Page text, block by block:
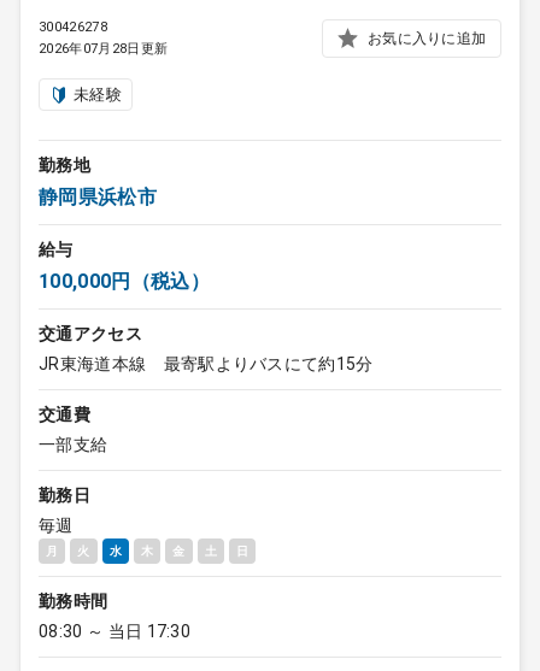
300426278
2026年07月28日更新
お気に入りに追加
未経験
勤務地
静岡県浜松市
給与
100,000円（税込）
交通アクセス
JR東海道本線 最寄駅よりバスにて約15分
交通費
一部支給
勤務日
毎週
月 火 水 木 金 土 日
勤務時間
08:30 ～ 当日 17:30